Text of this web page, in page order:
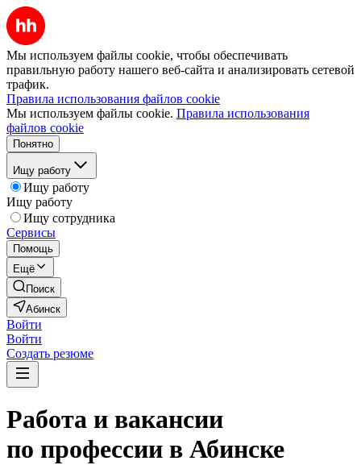
Мы используем файлы cookie, чтобы обеспечивать
правильную работу нашего веб-сайта и анализировать сетевой
трафик.
Правила использования файлов cookie
Мы используем файлы cookie. Правила использования
файлов cookie
Понятно
Ищу работу
Ищу работу
Ищу работу
Ищу сотрудника
Сервисы
Помощь
Ещё
Поиск
Абинск
Войти
Войти
Создать резюме
Работа и вакансии
по профессии в Абинске